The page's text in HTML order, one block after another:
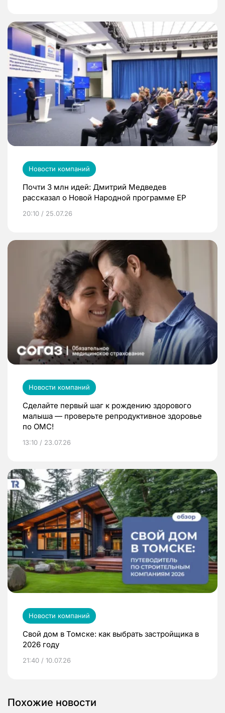
Новости компаний
Почти 3 млн идей: Дмитрий Медведев
рассказал о Новой Народной программе ЕР
20:10 / 25.07.26
Новости компаний
Сделайте первый шаг к рождению здорового
малыша — проверьте репродуктивное здоровье
по ОМС!
13:10 / 23.07.26
Новости компаний
Свой дом в Томске: как выбрать застройщика в
2026 году
21:40 / 10.07.26
Похожие новости